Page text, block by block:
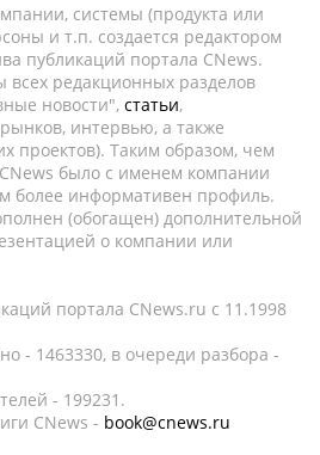
системы (продукта или
и т.п. создается редактором
публикаций портала CNews.
всех редакционных разделов
новости", статьи,
интервью, а также
проектов). Таким образом, чем
было с именем компании
более информативен профиль.
(обогащен) дополнительной
о компании или
портала CNews.ru c 11.1998
- 1463330, в очереди разбора -
- 199231.
CNews - book@cnews.ru